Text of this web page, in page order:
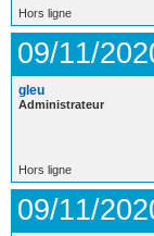
Hors ligne
09/11/
gleu
Administrateur
Hors ligne
09/11/